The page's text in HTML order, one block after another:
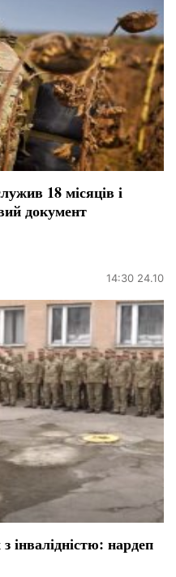
18 місяців і
документ
14:30 24.10
інвалідністю: нардеп